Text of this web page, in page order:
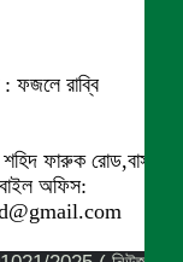
: ফজলে রাব্বি
ফারুক রোড,বাসা
অফিস: